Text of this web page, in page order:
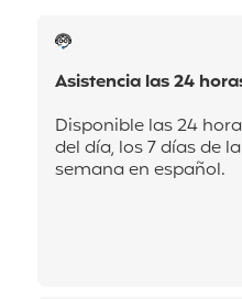
Asistencia las 24
Disponible las 24
del día, los 7 días de la
semana en español.